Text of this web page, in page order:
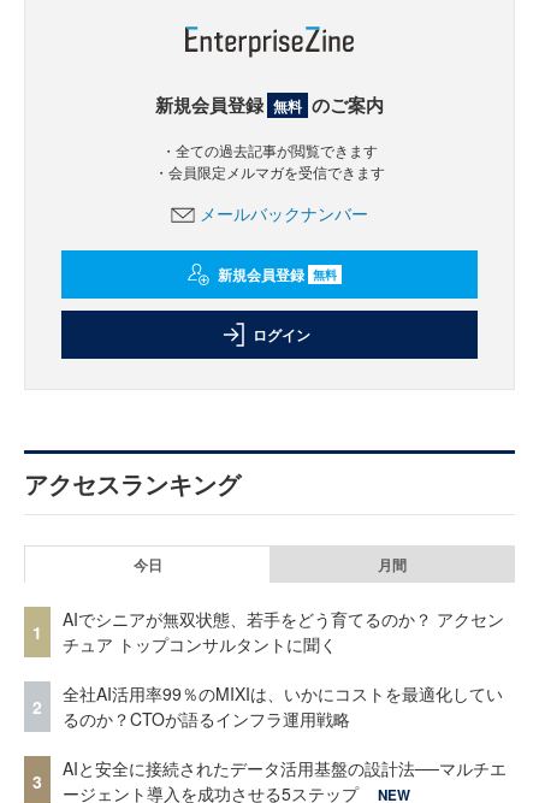
新規会員登録 無料 のご案内
・全ての過去記事が閲覧できます
・会員限定メルマガを受信できます
メールバックナンバー
新規会員登録 無料
ログイン
アクセスランキング
今日 月間
1
AIでシニアが無双状態、若手をどう育てるのか？ アクセン
チュア トップコンサルタントに聞く
2
全社AI活用率99％のMIXIは、いかにコストを最適化してい
るのか？CTOが語るインフラ運用戦略
3
AIと安全に接続されたデータ活用基盤の設計法──マルチエ
ージェント導入を成功させる5ステップ
NEW